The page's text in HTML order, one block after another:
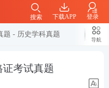
下载APP 登录
搜索
题 - 历史学科真题
导航
证考试真题